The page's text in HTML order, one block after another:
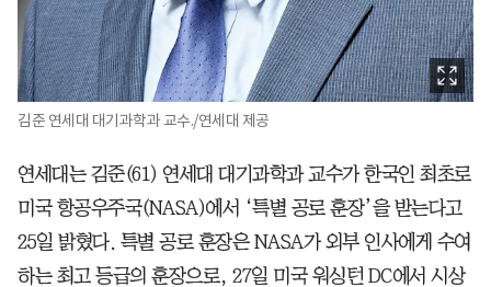
김준 연세대 대기과학과 교수./연세대 제공
연세대는 김준(61) 연세대 대기과학과 교수가 한국인 최초로
미국 항공우주국(NASA)에서 ‘특별 공로 훈장’을 받는다고
25일 밝혔다. 특별 공로 훈장은 NASA가 외부 인사에게 수여
하는 최고 등급의 훈장으로, 27일 미국 워싱턴 DC에서 시상